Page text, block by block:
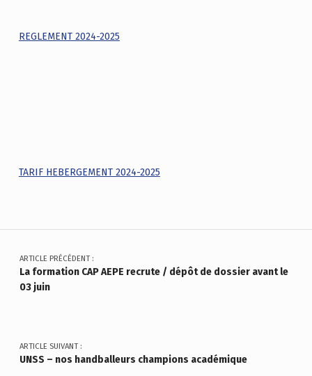
REGLEMENT 2024-2025
TARIF HEBERGEMENT 2024-2025
Navigation de l’article
ARTICLE PRÉCÉDENT :
La formation CAP AEPE recrute / dépôt de dossier avant le
03 juin
ARTICLE SUIVANT :
UNSS – nos handballeurs champions académique